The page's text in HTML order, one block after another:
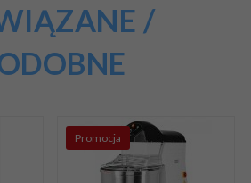
/
Promocja